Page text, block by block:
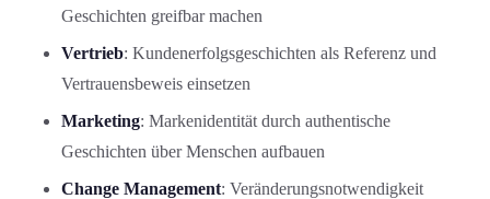
Geschichten greifbar machen
Vertrieb: Kundenerfolgsgeschichten als Referenz und
Vertrauensbeweis einsetzen
Marketing: Markenidentität durch authentische
Geschichten über Menschen aufbauen
Change Management: Veränderungsnotwendigkeit